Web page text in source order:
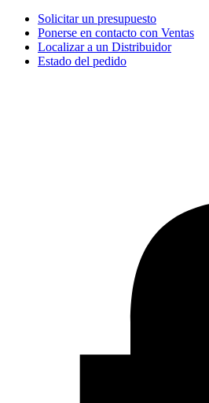
Solicitar un presupuesto
Ponerse en contacto con Ventas
Localizar a un Distribuidor
Estado del pedido